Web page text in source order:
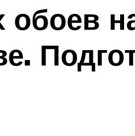
обоев